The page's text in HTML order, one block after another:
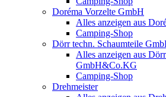
Doréma Vorzelte GmbH
Alles anzeigen aus
Camping-Shop
Dörr techn. Schaumteile
Alles anzeigen aus
GmbH&Co.KG
Camping-Shop
Drehmeister